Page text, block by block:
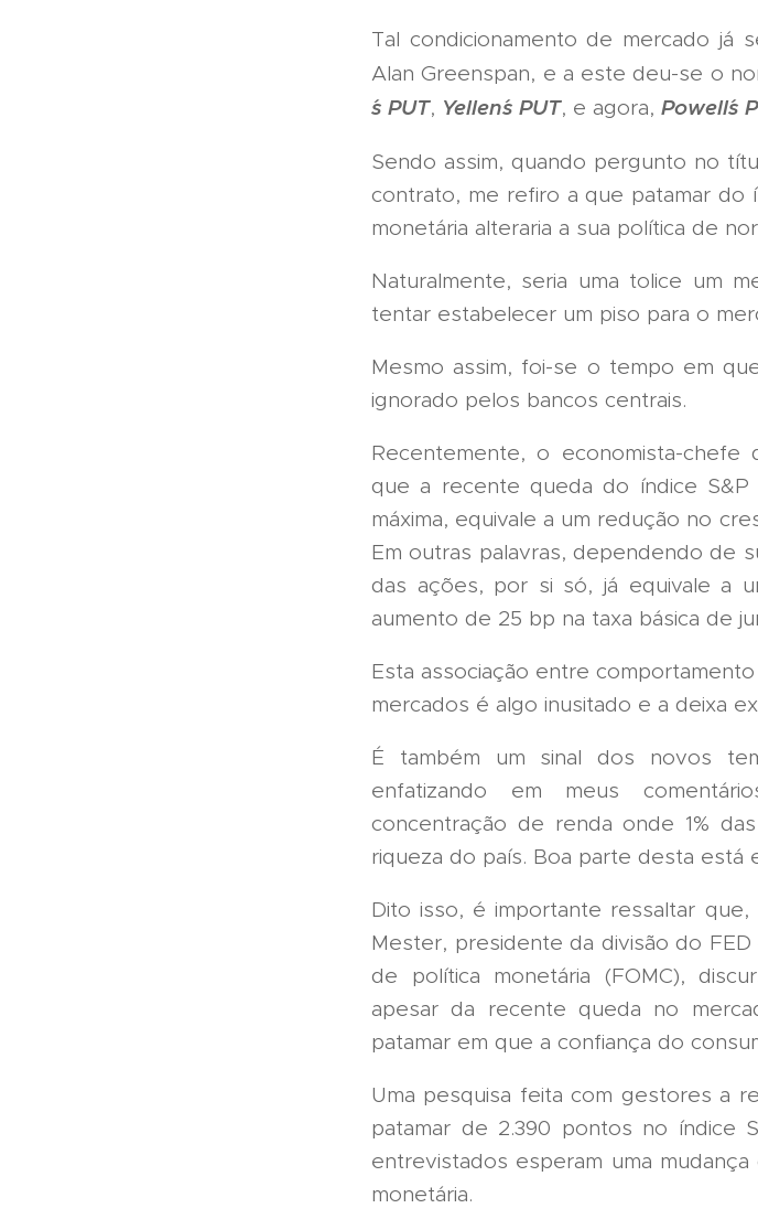
Tal condicionamento de mercado
Alan Greenspan, e a este deu-se o
´s PUT, Yellen´s PUT, e agora, Powell´s
Sendo assim, quando pergunto no
contrato, me refiro a que patamar do
monetária alteraria a sua política de
Naturalmente, seria uma tolice um
tentar estabelecer um piso para o
Mesmo assim, foi-se o tempo em
ignorado pelos bancos centrais.
Recentemente, o economista-chefe
que a recente queda do índice S&P
máxima, equivale a um redução no
Em outras palavras, dependendo de
das ações, por si só, já equivale a
aumento de 25 bp na taxa básica de
Esta associação entre
mercados é algo inusitado e a deixa
É também um sinal dos novos
enfatizando em meus
concentração de renda onde 1%
riqueza do país. Boa parte desta está
Dito isso, é importante ressaltar
Mester, presidente da divisão do
de política monetária (FOMC),
apesar da recente queda no
patamar em que a confiança do
Uma pesquisa feita com gestores a
patamar de 2.390 pontos no índice
entrevistados esperam uma
monetária.